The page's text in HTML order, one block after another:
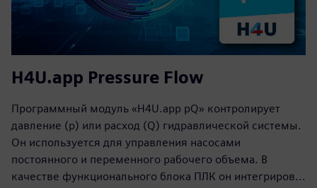
H4U.app Pressure Flow
Программный модуль «H4U.app pQ» контролирует
давление (p) или расход (Q) гидравлической системы.
Он используется для управления насосами
постоянного и переменного рабочего объема. В
качестве функционального блока ПЛК он интегриров...